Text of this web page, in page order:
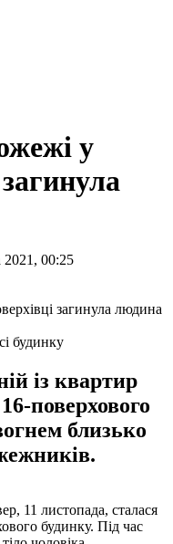
у
2021, 00:25
будинку
із квартир
поверхового
близько
11 листопада, сталася
будинку. Під час